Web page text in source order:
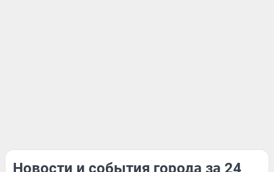
Новости и события города за 24